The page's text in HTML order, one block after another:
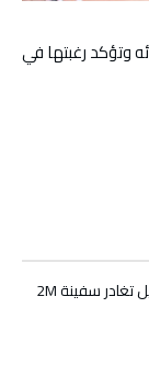
وتؤكد رغبتها في
“المرأة الحديدية”.. سميرة سيطايل تغادر سفينة 2M